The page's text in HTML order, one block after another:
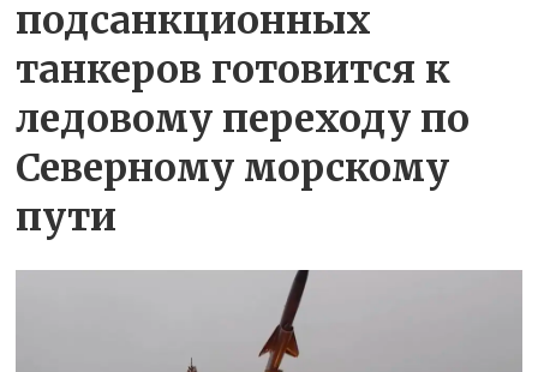
подсанкционных
танкеров готовится к
ледовому переходу по
Северному морскому
пути